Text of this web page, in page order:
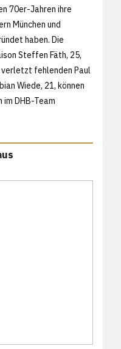
70er-Jahren ihre
München und
haben. Die
Steffen Fäth, 25,
fehlenden Paul
Wiede, 21, können
im DHB-Team